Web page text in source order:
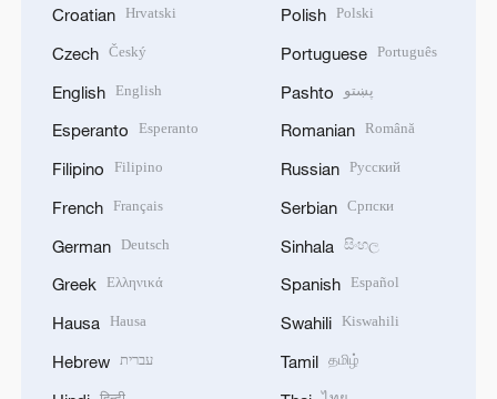
Croatian Hrvatski
Czech Český
English English
Esperanto Esperanto
Filipino Filipino
French Français
German Deutsch
Greek Ελληνικά
Hausa Hausa
Hebrew עברית
Polish Polski
Portuguese Português
Pashto پښتو
Romanian Română
Russian Русский
Serbian Српски
Sinhala සිංහල
Spanish Español
Swahili Kiswahili
Tamil தமிழ்